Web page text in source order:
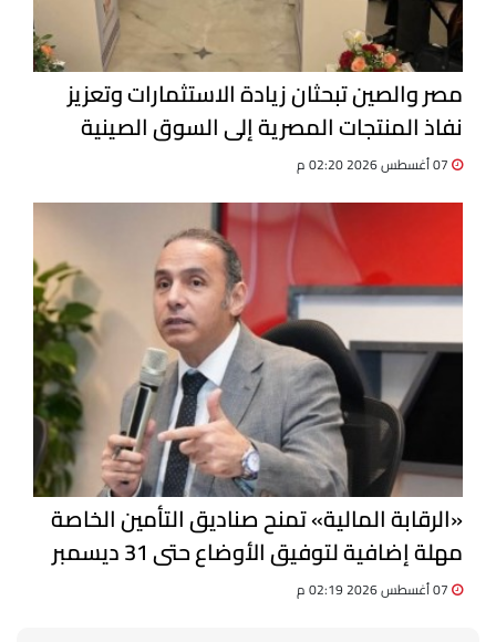
مصر والصين تبحثان زيادة الاستثمارات وتعزيز
نفاذ المنتجات المصرية إلى السوق الصينية
«الرقابة المالية» تمنح صناديق التأمين الخاصة
مهلة إضافية لتوفيق الأوضاع حتى 31 ديسمبر